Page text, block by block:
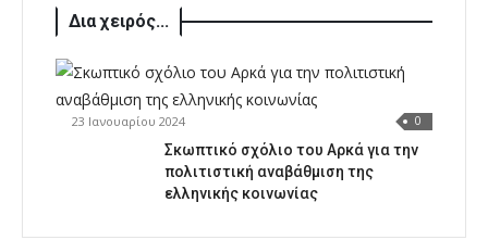
Δια χειρός...
23 Ιανουαρίου 2024 0
Σκωπτικό σχόλιο του Αρκά για την
πολιτιστική αναβάθμιση της
ελληνικής κοινωνίας